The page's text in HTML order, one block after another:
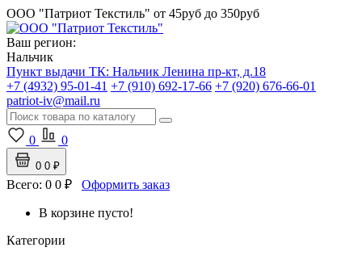
ООО "Патриот Текстиль" от 45руб до 350руб
Ваш регион:
Нальчик
Пункт выдачи ТК: Нальчик Ленина пр-кт, д.18
+7 (4932) 95-01-41 +7 (910) 692-17-66 +7 (920) 676-66-01
patriot-iv@mail.ru
0 0
0 0 ₽
Всего: 0 0 ₽ Оформить заказ
В корзине пусто!
Категории